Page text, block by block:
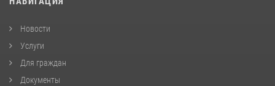
Новости
Услуги
Для граждан
Документы